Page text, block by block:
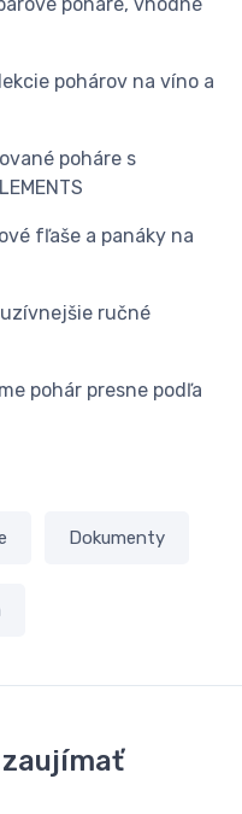
poháre, vhodné
pohárov na víno a
poháre s
fľaše a panáky na
ručné
pohár presne podľa
Dokumenty
zaujímať